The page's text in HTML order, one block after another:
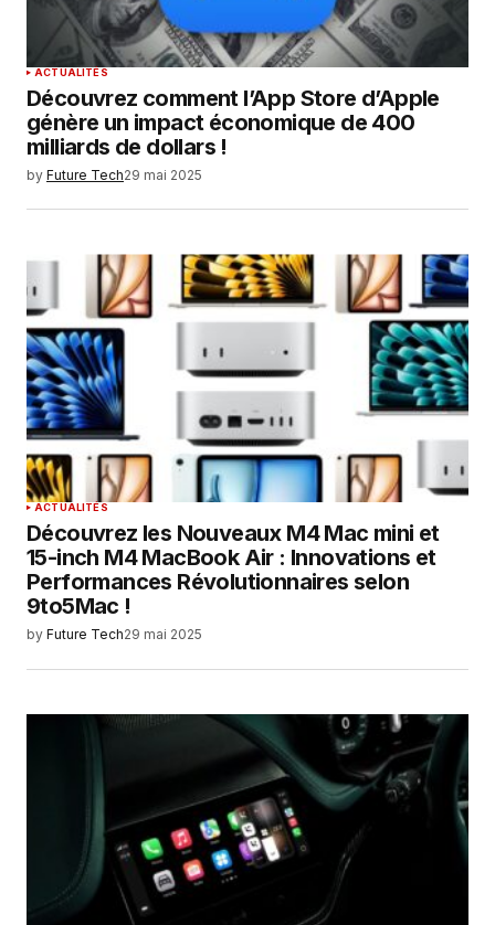
ACTUALITÉS
Découvrez comment l’App Store d’Apple
génère un impact économique de 400
milliards de dollars !
by Future Tech29 mai 2025
ACTUALITÉS
Découvrez les Nouveaux M4 Mac mini et
15-inch M4 MacBook Air : Innovations et
Performances Révolutionnaires selon
9to5Mac !
by Future Tech29 mai 2025